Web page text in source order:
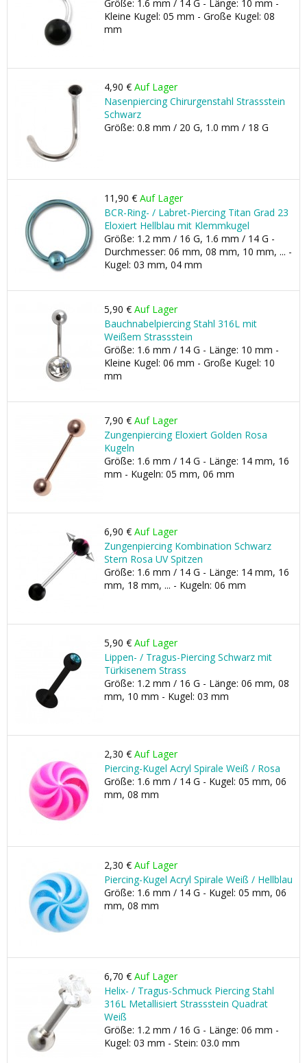
Größe: 1.6 mm / 14 G - Länge: 10 mm -
Kleine Kugel: 05 mm - Große Kugel: 08
mm
4,90 € Auf Lager
Nasenpiercing Chirurgenstahl Strassstein
Schwarz
Größe: 0.8 mm / 20 G, 1.0 mm / 18 G
11,90 € Auf Lager
BCR-Ring- / Labret-Piercing Titan Grad 23
Eloxiert Hellblau mit Klemmkugel
Größe: 1.2 mm / 16 G, 1.6 mm / 14 G -
Durchmesser: 06 mm, 08 mm, 10 mm, ... -
Kugel: 03 mm, 04 mm
5,90 € Auf Lager
Bauchnabelpiercing Stahl 316L mit
Weißem Strassstein
Größe: 1.6 mm / 14 G - Länge: 10 mm -
Kleine Kugel: 06 mm - Große Kugel: 10
mm
7,90 € Auf Lager
Zungenpiercing Eloxiert Golden Rosa
Kugeln
Größe: 1.6 mm / 14 G - Länge: 14 mm, 16
mm - Kugeln: 05 mm, 06 mm
6,90 € Auf Lager
Zungenpiercing Kombination Schwarz
Stern Rosa UV Spitzen
Größe: 1.6 mm / 14 G - Länge: 14 mm, 16
mm, 18 mm, ... - Kugeln: 06 mm
5,90 € Auf Lager
Lippen- / Tragus-Piercing Schwarz mit
Türkisenem Strass
Größe: 1.2 mm / 16 G - Länge: 06 mm, 08
mm, 10 mm - Kugel: 03 mm
2,30 € Auf Lager
Piercing-Kugel Acryl Spirale Weiß / Rosa
Größe: 1.6 mm / 14 G - Kugel: 05 mm, 06
mm, 08 mm
2,30 € Auf Lager
Piercing-Kugel Acryl Spirale Weiß / Hellblau
Größe: 1.6 mm / 14 G - Kugel: 05 mm, 06
mm, 08 mm
6,70 € Auf Lager
Helix- / Tragus-Schmuck Piercing Stahl
316L Metallisiert Strassstein Quadrat
Weiß
Größe: 1.2 mm / 16 G - Länge: 06 mm -
Kugel: 03 mm - Stein: 03.0 mm